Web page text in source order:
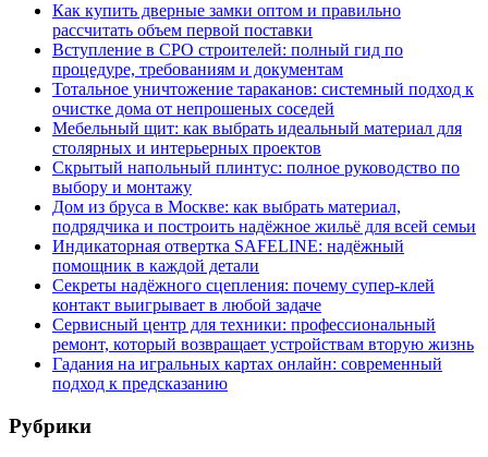
Как купить дверные замки оптом и правильно
рассчитать объем первой поставки
Вступление в СРО строителей: полный гид по
процедуре, требованиям и документам
Тотальное уничтожение тараканов: системный подход к
очистке дома от непрошеных соседей
Мебельный щит: как выбрать идеальный материал для
столярных и интерьерных проектов
Скрытый напольный плинтус: полное руководство по
выбору и монтажу
Дом из бруса в Москве: как выбрать материал,
подрядчика и построить надёжное жильё для всей семьи
Индикаторная отвертка SAFELINE: надёжный
помощник в каждой детали
Секреты надёжного сцепления: почему супер‑клей
контакт выигрывает в любой задаче
Сервисный центр для техники: профессиональный
ремонт, который возвращает устройствам вторую жизнь
Гадания на игральных картах онлайн: современный
подход к предсказанию
Рубрики